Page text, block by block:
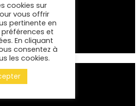
cookies sur
vous offrir
pertinente en
et
En cliquant
consentez à
les cookies.